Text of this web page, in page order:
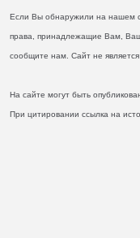
Если Вы обнаружили на нашем
права, принадлежащие Вам,
сообщите нам. Сайт не
На сайте могут быть
При цитировании ссылка на